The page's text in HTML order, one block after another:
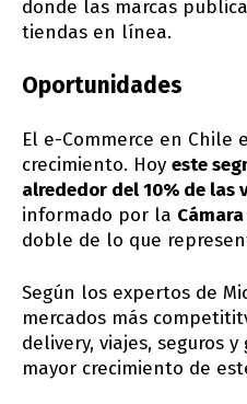
donde las marcas
tiendas en línea.
Oportunidades
El e-Commerce en Chile
crecimiento. Hoy este
alrededor del 10% de las
informado por la
doble de lo que
Según los expertos de
mercados más
delivery, viajes, seguros
mayor crecimiento de